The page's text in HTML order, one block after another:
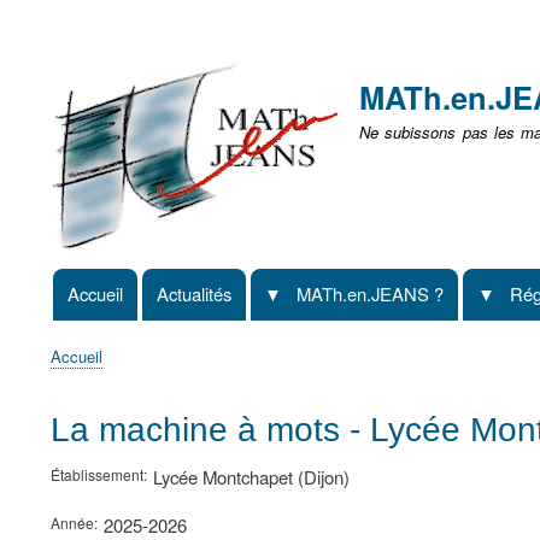
non
identifié
Ne subissons pas les
Navigation
principale
Accueil Actualités MATh.en.JEANS ?
d'Ariane
Accueil
La machine à mots - Lycée
Établissement Lycée Montchapet (Dijon)
Année 2025-2026